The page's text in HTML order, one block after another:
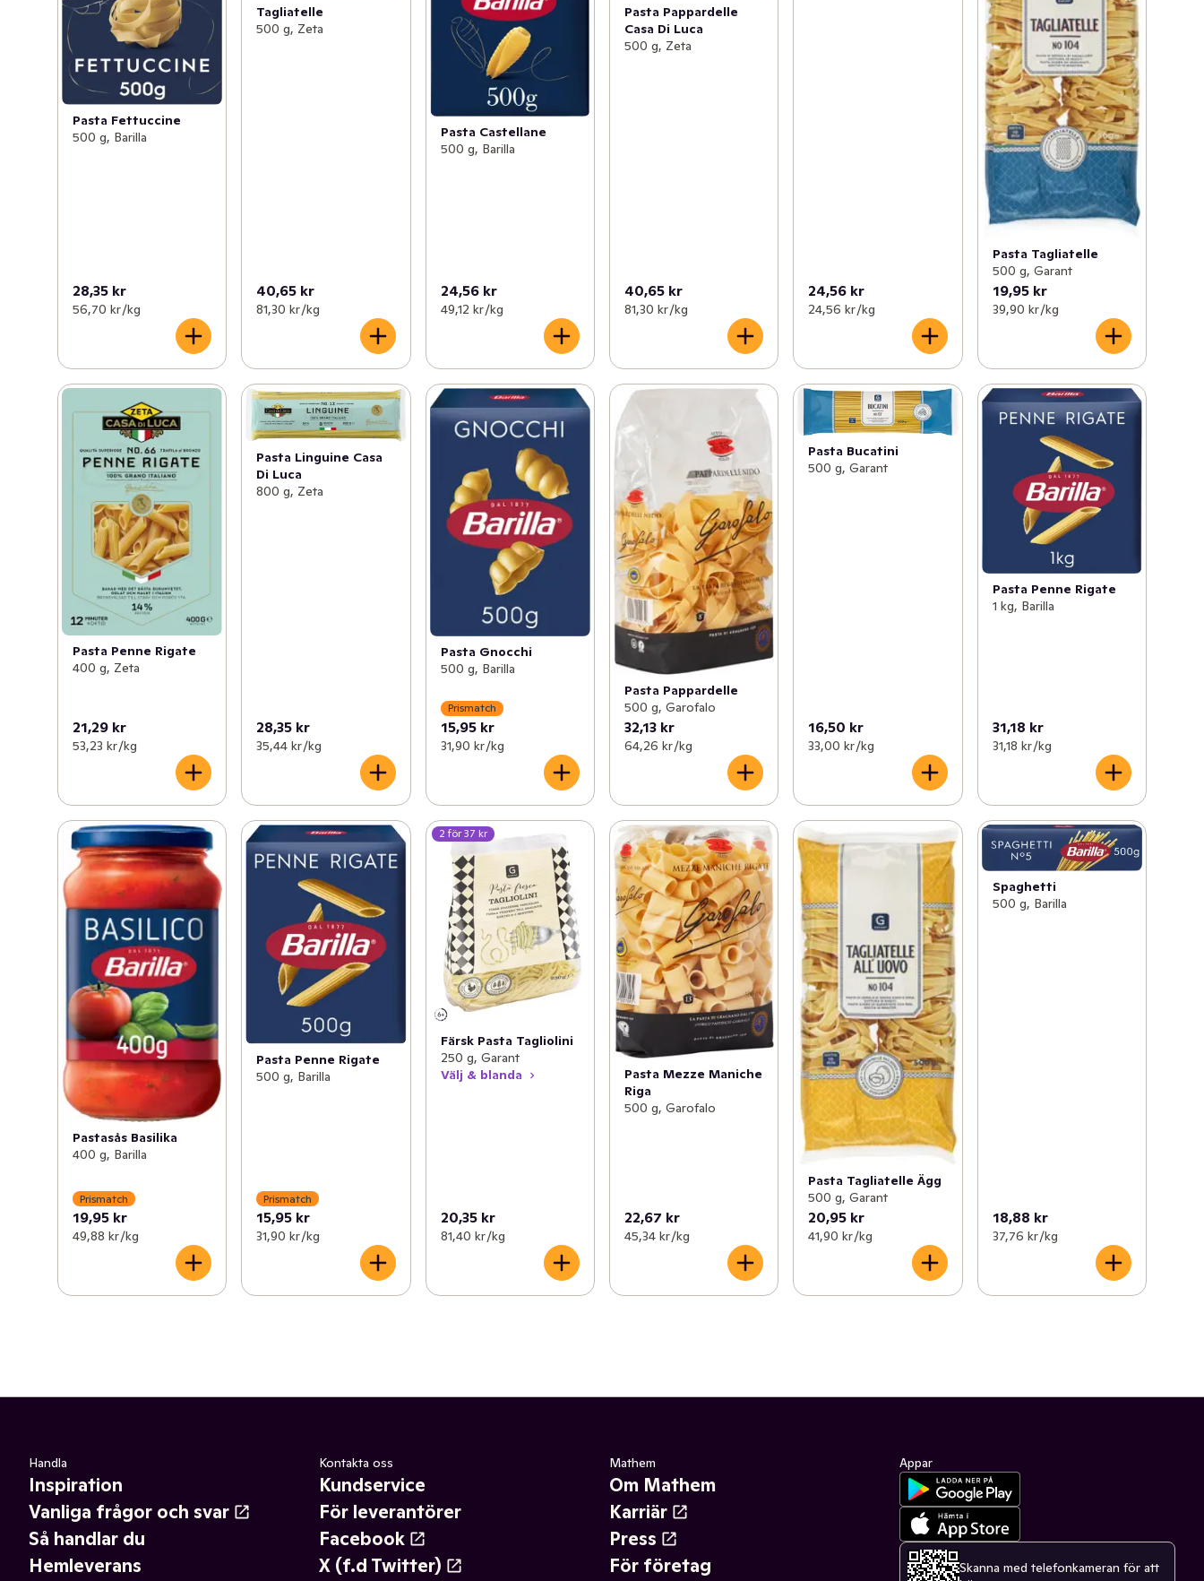
flesta såser, både köttfärssås, fisk och grönsaker.
Pasta Fettuccine
500 g, Barilla
28,35 kr
56,70 kr /kg
Tagliatelle
500 g, Zeta
40,65 kr
81,30 kr /kg
Pasta Castellane
500 g, Barilla
24,56 kr
49,12 kr /kg
Pasta Pappardelle
Casa Di Luca
500 g, Zeta
40,65 kr
81,30 kr /kg
24,56 kr
24,56 kr /kg
Pasta Tagliatelle
500 g, Garant
19,95 kr
39,90 kr /kg
Pasta Penne Rigate
400 g, Zeta
21,29 kr
53,23 kr /kg
Pasta Linguine Casa
Di Luca
800 g, Zeta
28,35 kr
35,44 kr /kg
Pasta Gnocchi
500 g, Barilla
Prismatch
15,95 kr
31,90 kr /kg
Pasta Pappardelle
500 g, Garofalo
32,13 kr
64,26 kr /kg
Pasta Bucatini
500 g, Garant
16,50 kr
33,00 kr /kg
Pasta Penne Rigate
1 kg, Barilla
31,18 kr
31,18 kr /kg
Pastasås Basilika
400 g, Barilla
Prismatch
19,95 kr
49,88 kr /kg
Pasta Penne Rigate
500 g, Barilla
Prismatch
15,95 kr
31,90 kr /kg
2 för 37 kr
Färsk Pasta Tagliolini
250 g, Garant
Välj & blanda
20,35 kr
81,40 kr /kg
Pasta Mezze Maniche
Riga
500 g, Garofalo
22,67 kr
45,34 kr /kg
Pasta Tagliatelle Ägg
500 g, Garant
20,95 kr
41,90 kr /kg
Spaghetti
500 g, Barilla
18,88 kr
37,76 kr /kg
Handla
Inspiration
Vanliga frågor och svar
Så handlar du
Hemleverans
Kontakta oss
Kundservice
För leverantörer
Facebook
X (f.d Twitter)
Mathem
Om Mathem
Karriär
Press
För företag
Appar
Skanna med telefonkameran för att